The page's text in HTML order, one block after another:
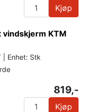
Kjøp
KTM
| Enhet: Stk
819,-
Kjøp